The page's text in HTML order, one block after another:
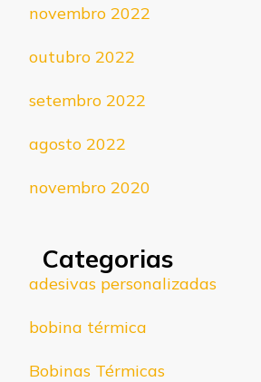
novembro 2022
outubro 2022
setembro 2022
agosto 2022
novembro 2020
Categorias
adesivas personalizadas
bobina térmica
Bobinas Térmicas